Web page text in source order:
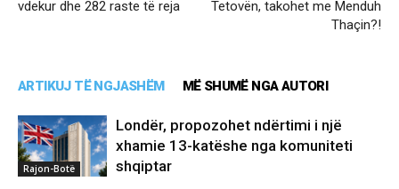
vdekur dhe 282 raste të reja
Tetovën, takohet me Menduh
Thaçin?!
ARTIKUJ TË NGJASHËM MË SHUMË NGA AUTORI
Rajon-Botë
Londër, propozohet ndërtimi i një
xhamie 13-katëshe nga komuniteti
shqiptar